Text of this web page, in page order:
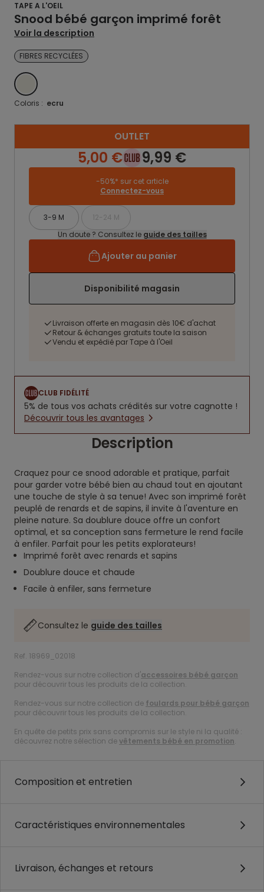
TAPE A L'OEIL
Snood bébé garçon imprimé forêt
Voir la description
FIBRES RECYCLÉES
ECRU
Coloris : ecru
OUTLET
5,00 € 9,99 €
-50%* sur cet article
Connectez-vous
3-9 M
12-24 M
Un doute ? Consultez le guide des tailles
Ajouter au panier
Disponibilité magasin
Livraison offerte en magasin dès 10€ d'achat
Retour & échanges gratuits toute la saison
Vendu et expédié par Tape à l'Oeil
CLUB FIDÉLITÉ
5% de tous vos achats crédités sur votre cagnotte !
Découvrir tous les avantages
Description
Craquez pour ce snood adorable et pratique, parfait
pour garder votre bébé bien au chaud tout en ajoutant
une touche de style à sa tenue! Avec son imprimé forêt
peuplé de renards et de sapins, il invite à l'aventure en
pleine nature. Sa doublure douce offre un confort
optimal, et sa conception sans fermeture le rend facile
à enfiler. Parfait pour les petits explorateurs!
Imprimé forêt avec renards et sapins
Doublure douce et chaude
Facile à enfiler, sans fermeture
Consultez le guide des tailles
Ref. 18969_02018
Rendez-vous sur notre collection d'accessoires bébé garçon
pour découvrir tous les produits de la collection.
Rendez-vous sur notre collection de foulards pour bébé garçon
pour découvrir tous les produits de la collection.
En quête de petits prix sans compromis sur le style ni la qualité :
découvrez notre sélection devêtements bébé en promotion.
Composition et entretien
Caractéristiques environnementales
Livraison, échanges et retours